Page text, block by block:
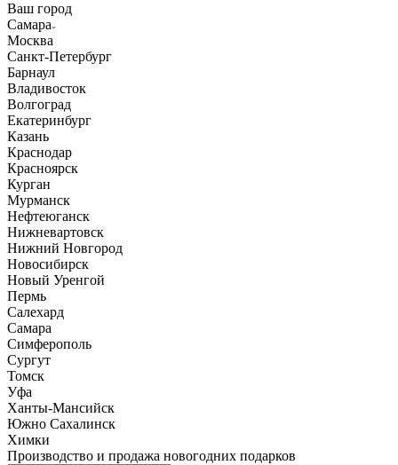
Ваш город
Самара
Москва
Санкт-Петербург
Барнаул
Владивосток
Волгоград
Екатеринбург
Казань
Краснодар
Красноярск
Курган
Мурманск
Нефтеюганск
Нижневартовск
Нижний Новгород
Новосибирск
Новый Уренгой
Пермь
Салехард
Самара
Симферополь
Сургут
Томск
Уфа
Ханты-Мансийск
Южно Сахалинск
Химки
Производство и продажа новогодних подарков